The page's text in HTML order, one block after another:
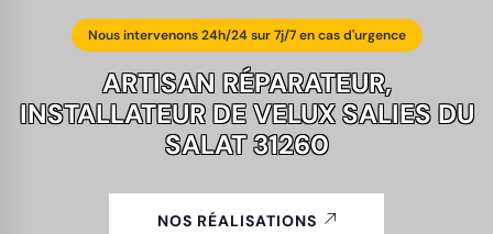
Nous intervenons 24h/24 sur 7j/7 en cas d'urgence
ARTISAN RÉPARATEUR,
INSTALLATEUR DE VELUX SALIES DU
SALAT 31260
NOS RÉALISATIONS